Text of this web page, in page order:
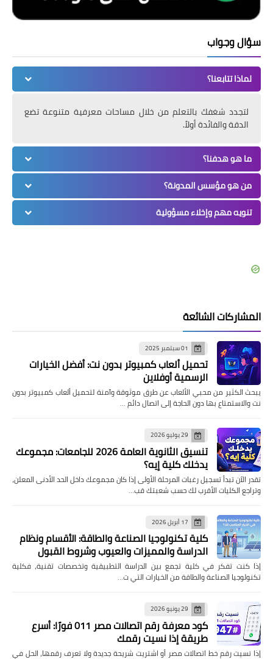
سؤال وجواب
لماذا تتابعنا؟
لتجدد شغفك بالتعلم من خلال مساحات معرفية متنوعة تضع
الدقة والفائدة أولاً.
ما هو هدفنا؟
من هو مؤسس المدونة؟
تنويه مهم وإخلاء مسؤولية
المشاركات الشائعة
01 سبتمبر 2025
تحميل ألعاب كمبيوتر بدون نت: أفضل الخيارات
الرسمية أوفلاين
يبحث الكثير من محبي الألعاب عن طرق موثوقة وآمنة لتحميل ألعاب كمبيوتر بدون
نت والاستمتاع بها دون الحاجة إلى اتصال دائم …
29 يوليو 2026
تنسيق الثانوية العامة 2026 للجامعات: مجموعك
يدخلك كلية إيه؟
تقدر الآن تبدأ تسجيل رغبات المرحلة الأولى إذا كان مجموعك داخل الحد الأدنى المعلن،
وتراجع الكليات الأقرب لك حسب شعبتك قب…
17 أبريل 2026
كلية تكنولوجيا الصناعة والطاقة: الأقسام ونظام
الدراسة والمميزات والعيوب وشروط القبول
إذا كنت تفكر في كلية تجمع بين الدراسة التطبيقية وتخصصات تقنية، فكلية
تكنولوجيا الصناعة والطاقة من الخيارات التي ت…
29 يونيو 2026
كود معرفة رقم اتصالات مصر 011 فورًا: أسرع
طريقة إذا نسيت رقمك
إذا نسيت رقم خط اتصالات مصر أو اشتريت شريحة جديدة ولا تعرف رقمها، الحل في